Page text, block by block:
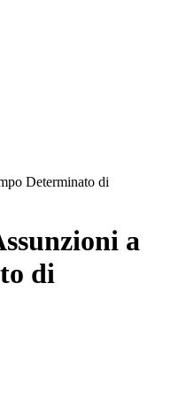
Determinato di
a
di